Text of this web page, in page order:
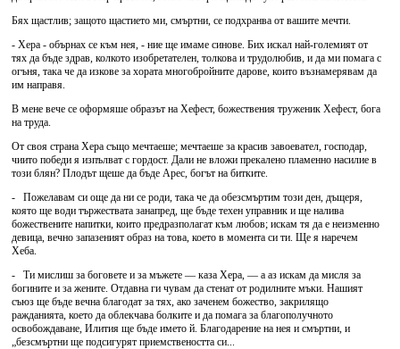
Бях щастлив; защото щастието ми, смъртни, се подхранва от вашите мечти.
- Хера - обърнах се към нея, - ние ще имаме синове. Бих искал най-големият от
тях да бъде здрав, колкото изобретателен, толкова и трудолюбив, и да ми помага с
огъня, така че да изкове за хората многобройните дарове, които възнамерявам да
им направя.
В мене вече се оформяше образът на Хефест, божествения труженик Хефест, бога
на труда.
От своя страна Хера също мечтаеше; мечтаеше за красив завоевател, господар,
чиито победи я изпълват с гордост. Дали не вложи прекалено пламенно насилие в
този блян? Плодът щеше да бъде Арес, богът на битките.
- Пожелавам си още да ни се роди, така че да обезсмъртим този ден, дъщеря,
която ще води тържествата занапред, ще бъде техен управник и ще налива
божествените напитки, които предразполагат към любов; искам тя да е неизменно
девица, вечно запазеният образ на това, което в момента си ти. Ще я наречем
Хеба.
- Ти мислиш за боговете и за мъжете — каза Хера, — а аз искам да мисля за
богините и за жените. Отдавна ги чувам да стенат от родилните мъки. Нашият
съюз ще бъде вечна благодат за тях, ако заченем божество, закрилящо
ражданията, което да облекчава болките и да помага за благополучното
освобождаване, Илития ще бъде името й. Благодарение на нея и смъртни, и
„безсмъртни ще подсигурят приемствеността си...